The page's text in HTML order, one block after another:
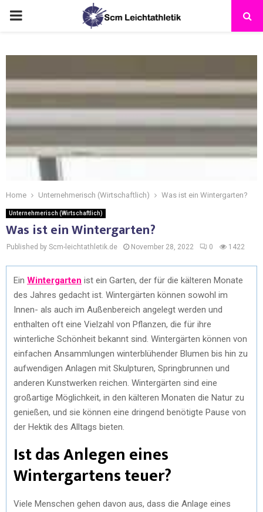
Home Unternehmerisch (Wirtschaftlich) Was ist ein Wintergarten?
Unternehmerisch (Wirtschaftlich)
Was ist ein Wintergarten?
Published by Scm-leichtathletik.de November 28, 2022 0 1422
Ein Wintergarten ist ein Garten, der für die kälteren Monate
des Jahres gedacht ist. Wintergärten können sowohl im
Innen- als auch im Außenbereich angelegt werden und
enthalten oft eine Vielzahl von Pflanzen, die für ihre
winterliche Schönheit bekannt sind. Wintergärten können von
einfachen Ansammlungen winterblühender Blumen bis hin zu
aufwendigen Anlagen mit Skulpturen, Springbrunnen und
anderen Kunstwerken reichen. Wintergärten sind eine
großartige Möglichkeit, in den kälteren Monaten die Natur zu
genießen, und sie können eine dringend benötigte Pause von
der Hektik des Alltags bieten.
Ist das Anlegen eines
Wintergartens teuer?
Viele Menschen gehen davon aus, dass die Anlage eines